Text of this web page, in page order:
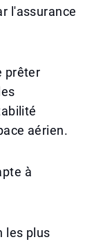
l'assurance
prêter
aérien.
à
les plus